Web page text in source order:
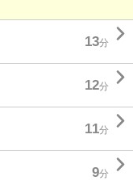
13分 
12分 
11分 
9分 